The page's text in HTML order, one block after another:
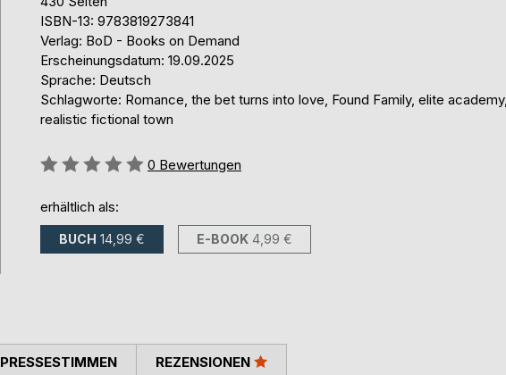
ISBN-13: 9783819273841
Verlag: BoD - Books on Demand
Erscheinungsdatum: 19.09.2025
Sprache: Deutsch
Schlagworte: Romance, the bet turns into love, Found Family, elite academy,
realistic fictional town
Bewertung::
0 Bewertungen
erhältlich als:
BUCH 14,99 € E-BOOK 4,99 €
PRESSESTIMMEN REZENSIONEN